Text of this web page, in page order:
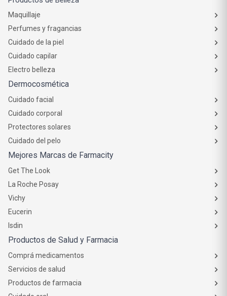
Maquillaje
Perfumes y fragancias
Cuidado de la piel
Cuidado capilar
Electro belleza
Dermocosmética
Cuidado facial
Cuidado corporal
Protectores solares
Cuidado del pelo
Mejores Marcas de Farmacity
Get The Look
La Roche Posay
Vichy
Eucerin
Isdin
Productos de Salud y Farmacia
Comprá medicamentos
Servicios de salud
Productos de farmacia